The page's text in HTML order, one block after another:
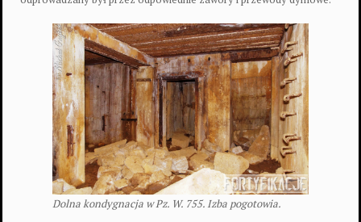
Dolna kondygnacja w Pz. W. 755. Izba pogotowia.